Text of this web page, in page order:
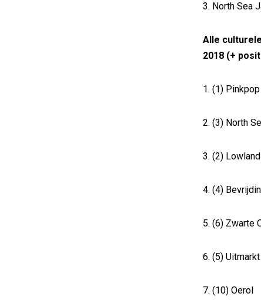
3. North Sea
Alle
2018 (+
1. (1) Pinkpop
2. (3) North
3. (2)
4. (4)
5. (6) Zwarte
6. (5) Uitmarkt
7. (10) Oerol